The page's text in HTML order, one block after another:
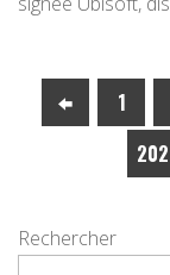
1
202
Rechercher